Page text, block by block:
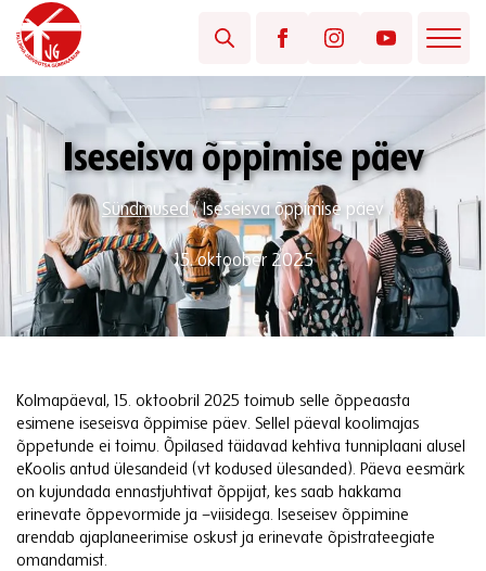
Iseseisva õppimise päev
Sündmused/Iseseisva õppimise päev
15. oktoober 2025
Kolmapäeval, 15. oktoobril 2025 toimub selle õppeaasta
esimene iseseisva õppimise päev. Sellel päeval koolimajas
õppetunde ei toimu. Õpilased täidavad kehtiva tunniplaani alusel
eKoolis antud ülesandeid (vt kodused ülesanded). Päeva eesmärk
on kujundada ennastjuhtivat õppijat, kes saab hakkama
erinevate õppevormide ja –viisidega. Iseseisev õppimine
arendab ajaplaneerimise oskust ja erinevate õpistrateegiate
omandamist.